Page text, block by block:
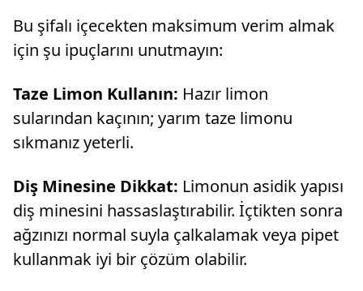
Bu şifalı içecekten maksimum verim almak
için şu ipuçlarını unutmayın:
Taze Limon Kullanın: Hazır limon
sularından kaçının; yarım taze limonu
sıkmanız yeterli.
Diş Minesine Dikkat: Limonun asidik yapısı
diş minesini hassaslaştırabilir. İçtikten sonra
ağzınızı normal suyla çalkalamak veya pipet
kullanmak iyi bir çözüm olabilir.